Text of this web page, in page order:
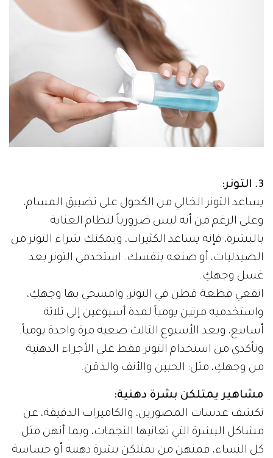
3. التونر:
يساعد التونر الخالي من الكحول على تضييق المسام،
وعلى الرغم من أنه ليس ضرورياً لنظام العناية
بالبشرة، فإنه يساعد الكثيرات، ويمكنك شراء التونر من
الصيدليات، أو صنعه بنفسك. استخدمي التونر بعد
غسل وجهكِ.
انقعي قطعة قطن في التونر، وامسحي بها وجهكِ،
واستخدميه مرتين يومياً لمدة أسبوعين إلى ثلاثة
أسابيع، وبعد الأسبوع الثالث ضعيه مرة واحدة يومياً.
وتأكدي من استخدام التونر فقط على الأجزاء الدهنية
من وجهكِ، مثل: الجبين والأنف والذقن.
مشاهير يمتلكن بشرة دهنية:
تكشف عدسات المصورين، والكاميرات الدقيقة، عن
مشاكل البشرة التي تعانيها النجمات، وبما أنهن مثل
كل النساء، فمنهن من يمتلكن بشرة دهنية أو حساسة